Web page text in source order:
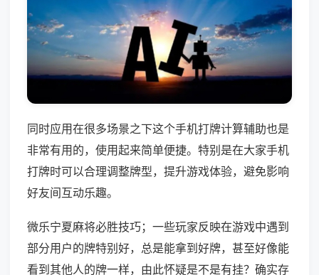
同时应用在很多场景之下这个手机打牌计算辅助也是
非常有用的，使用起来简单便捷。特别是在大家手机
打牌时可以合理调整牌型，提升游戏体验，避免影响
好友间互动乐趣。
微乐宁夏麻将必胜技巧；一些玩家反映在游戏中遇到
部分用户的牌特别好，总是能拿到好牌，甚至好像能
看到其他人的牌一样，由此怀疑是不是有挂？确实存